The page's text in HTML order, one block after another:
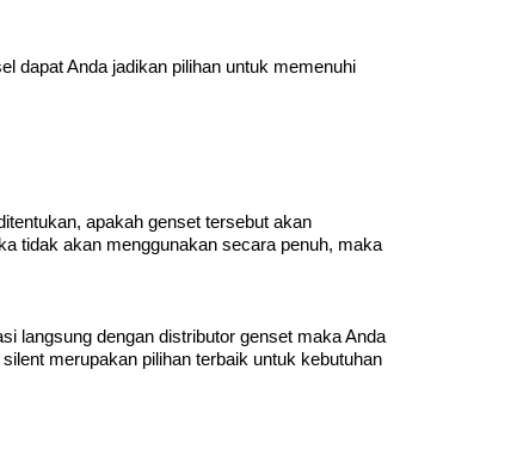
dapat Anda jadikan pilihan untuk memenuhi
apakah genset tersebut akan
tidak akan menggunakan secara penuh, maka
langsung dengan distributor genset maka Anda
merupakan pilihan terbaik untuk kebutuhan